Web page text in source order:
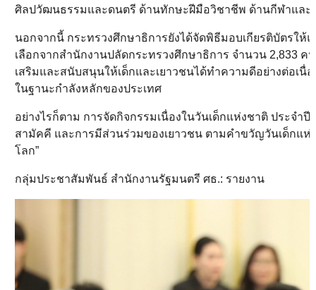
ศิลปวัฒนธรรมและดนตรี ด้านทักษะฝีมือวิชาชีพ ด้านกีฬาแล
นอกจากนี้ กระทรวงศึกษาธิการยังได้จัดพิธีมอบเกียรติบัตรใ
เลือกจากสำนักงานปลัดกระทรวงศึกษาธิการ จำนวน 2,833
เสริมและสนับสนุนให้เด็กและเยาวชนได้ทำความดีอย่างต่อเ
ในฐานะกำลังหลักของประเทศ
อย่างไรก็ตาม การจัดกิจกรรมเนื่องในวันเด็กแห่งชาติ ประจำ
สามัคคี และการมีส่วนร่วมของเยาวชน ตามคำขวัญวันเด็กแห่
โลก”
กลุ่มประชาสัมพันธ์ สำนักงานรัฐมนตรี ศธ.: รายงาน